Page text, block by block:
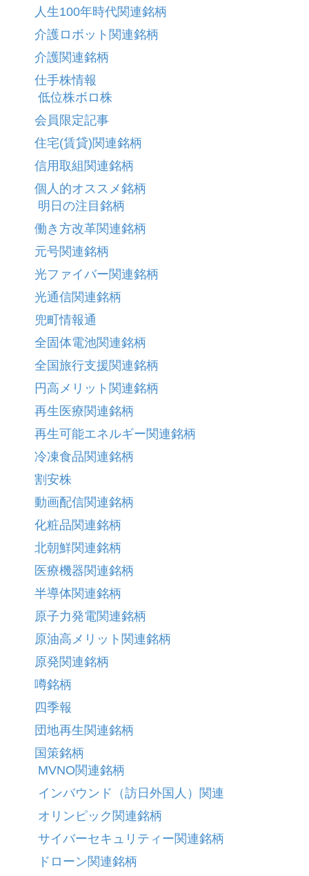
人生100年時代関連銘柄
介護ロボット関連銘柄
介護関連銘柄
仕手株情報
低位株ボロ株
会員限定記事
住宅(賃貸)関連銘柄
信用取組関連銘柄
個人的オススメ銘柄
明日の注目銘柄
働き方改革関連銘柄
元号関連銘柄
光ファイバー関連銘柄
光通信関連銘柄
兜町情報通
全固体電池関連銘柄
全国旅行支援関連銘柄
円高メリット関連銘柄
再生医療関連銘柄
再生可能エネルギー関連銘柄
冷凍食品関連銘柄
割安株
動画配信関連銘柄
化粧品関連銘柄
北朝鮮関連銘柄
医療機器関連銘柄
半導体関連銘柄
原子力発電関連銘柄
原油高メリット関連銘柄
原発関連銘柄
噂銘柄
四季報
団地再生関連銘柄
国策銘柄
MVNO関連銘柄
インバウンド（訪日外国人）関連
オリンピック関連銘柄
サイバーセキュリティー関連銘柄
ドローン関連銘柄